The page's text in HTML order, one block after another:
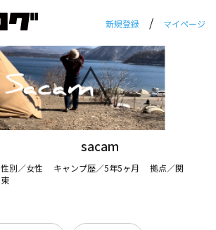
新規登録 / マイページ
sacam
性別／女性 キャンプ歴／5年5ヶ月 拠点／関
東